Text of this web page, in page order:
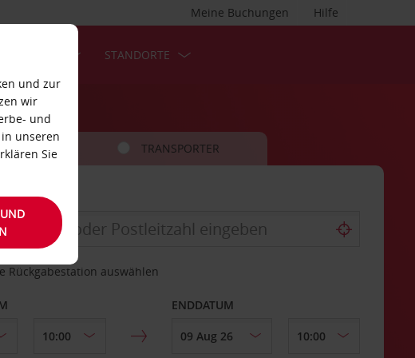
Hilfe
Meine Buchungen
STANDORTE
TRANSPORTER
Rückgabestation auswählen
ENDDATUM
und zur
wir
und
unseren
Sie